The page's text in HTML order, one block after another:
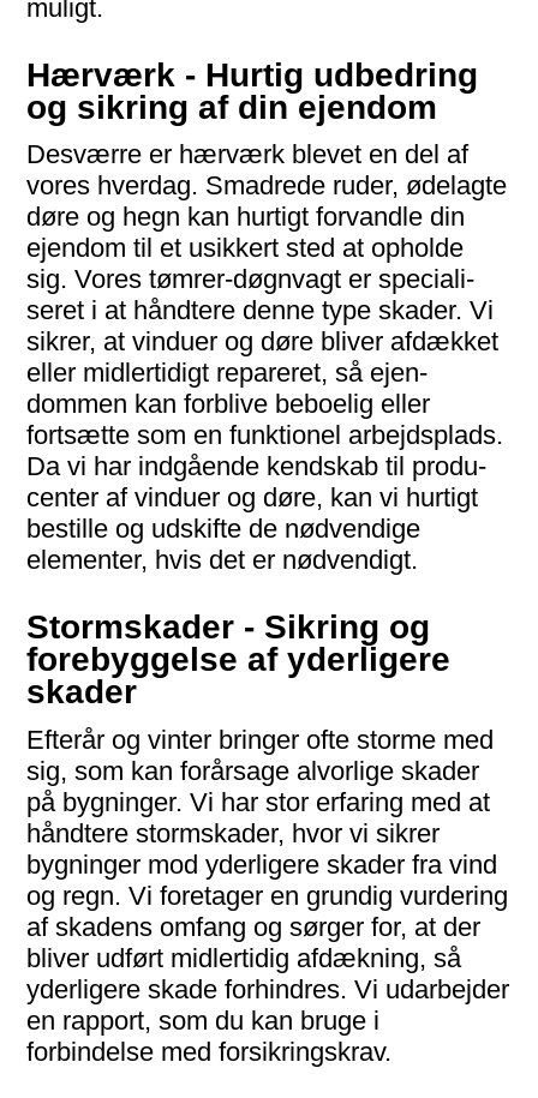
muligt.
Hærværk - Hurtig udbedring
og sikring af din ejendom
Desværre er hærværk blevet en del af
vores hverdag. Smadrede ruder, ødelagte
døre og hegn kan hurtigt forvandle din
ejendom til et usikkert sted at opholde
sig. Vores tømrer-døgnvagt er speciali­
seret i at håndtere denne type skader. Vi
sikrer, at vinduer og døre bliver afdæk­ket
eller midler­tidigt repareret, så ejen­
dommen kan forblive beboelig eller
fortsætte som en funktionel arbejds­plads.
Da vi har indgående kendskab til produ­
center af vinduer og døre, kan vi hurtigt
bestille og udskifte de nød­vendige
elementer, hvis det er nødvendigt.
Stormskader - Sikring og
fore­byggelse af yderligere
skader
Efterår og vinter bringer ofte storme med
sig, som kan for­årsage alvor­lige skader
på bygninger. Vi har stor erfaring med at
håndtere storm­skader, hvor vi sikrer
bygninger mod yder­ligere skader fra vind
og regn. Vi foretager en grundig vurdering
af skadens omfang og sørger for, at der
bliver udført midler­tidig afdækning, så
yder­ligere skade forhindres. Vi udarbejder
en rapport, som du kan bruge i
forbindelse med forsikringskrav.